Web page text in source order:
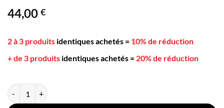
44,00 €
2 à 3 produits identiques achetés = 10% de réduction
+ de 3 produits identiques achetés = 20% de réduction
quantité de Coussin en Boule 30cm Gris Taupe